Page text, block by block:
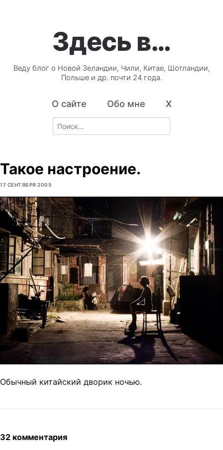
Здесь в…
Веду блог о Новой Зеландии, Чили, Китае, Шотландии,
Польше и др. почти 24 года.
О сайте Обо мне X
Search
for:
Такое настроение.
17 СЕНТЯБРЯ 2005
Обычный китайский дворик ночью.
32 комментария